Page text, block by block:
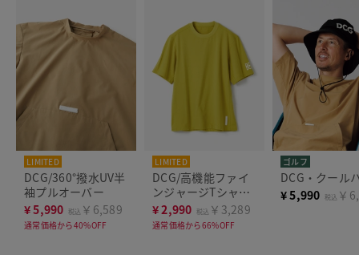
LIMITED
DCG/360°撥水UV半
袖プルオーバー
¥5,990 税込 ￥6,589
通常価格から40%OFF
LIMITED
DCG/高機能ファイ
ンジャージTシャツ
半袖
¥2,990 税込 ￥3,289
通常価格から66%OFF
ゴルフ
DCG・クール
¥5,990 税込 ￥